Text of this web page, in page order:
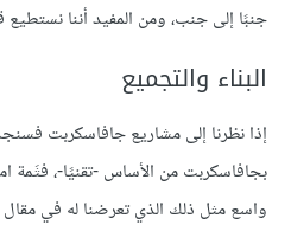
جنبًا إلى جنب، ومن المفيد أننا نستطيع
البناء والتجميع
إذا نظرنا إلى مشاريع جافاسكربت
بجافاسكربت من الأساس -تقنيًا-،
واسع مثل ذلك الذي تعرضنا له في مقال